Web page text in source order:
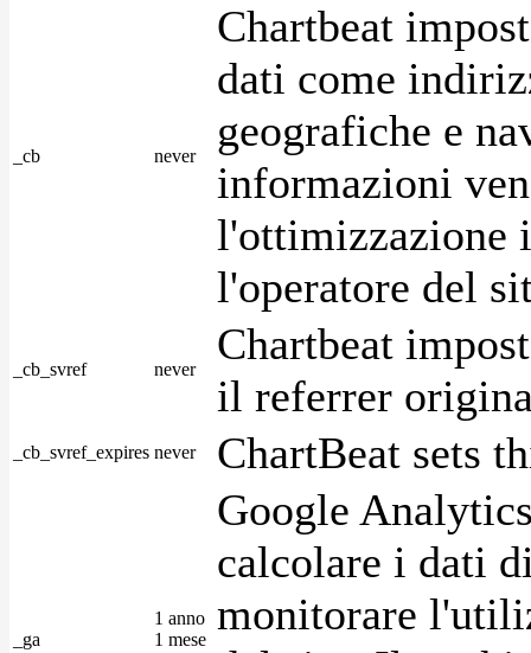
_cb never
Chartbeat
dati come
geografiche e
informazioni
l'ottimizzazione
l'operatore del
_cb_svref never
Chartbeat
il referrer
_cb_svref_expires never ChartBeat sets
_ga
1 anno
1 mese
Google
calcolare i dati
monitorare